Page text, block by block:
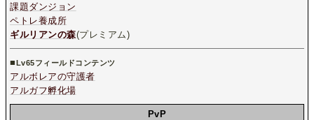
課題ダンジョン
ペトレ養成所
ギルリアンの森(プレミアム)
■Lv65フィールドコンテンツ
アルボレアの守護者
アルガフ孵化場
PvP